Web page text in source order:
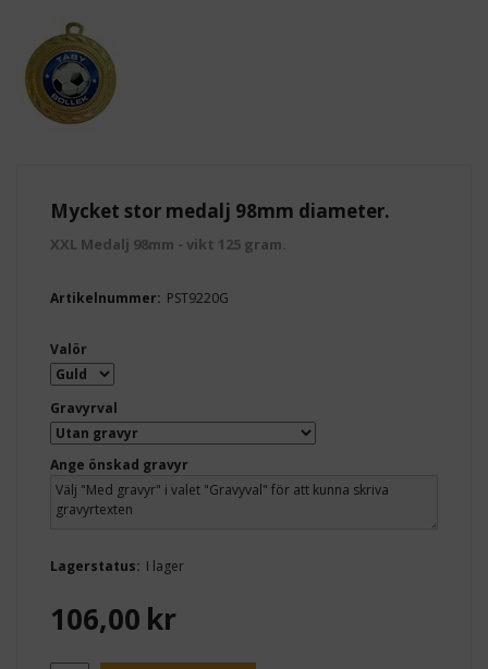
Mycket stor medalj 98mm diameter.
XXL Medalj 98mm - vikt 125 gram.
Artikelnummer: PST9220G
Valör
Gravyrval
Ange önskad gravyr
Lagerstatus: I lager
106,00 kr